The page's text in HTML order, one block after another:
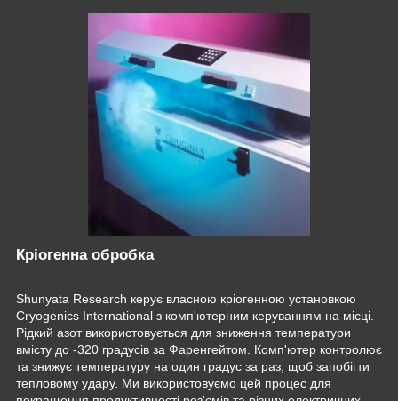
Кріогенна обробка
Shunyata Research керує власною кріогенною установкою
Cryogenics International з комп'ютерним керуванням на місці.
Рідкий азот використовується для зниження температури
вмісту до -320 градусів за Фаренгейтом. Комп'ютер контролює
та знижує температуру на один градус за раз, щоб запобігти
тепловому удару. Ми використовуємо цей процес для